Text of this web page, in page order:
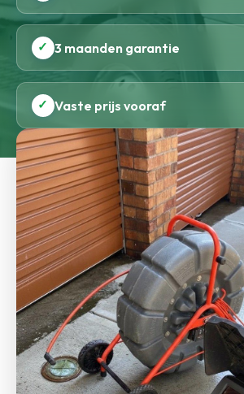
✓ 3 maanden garantie
✓ Vaste prijs vooraf